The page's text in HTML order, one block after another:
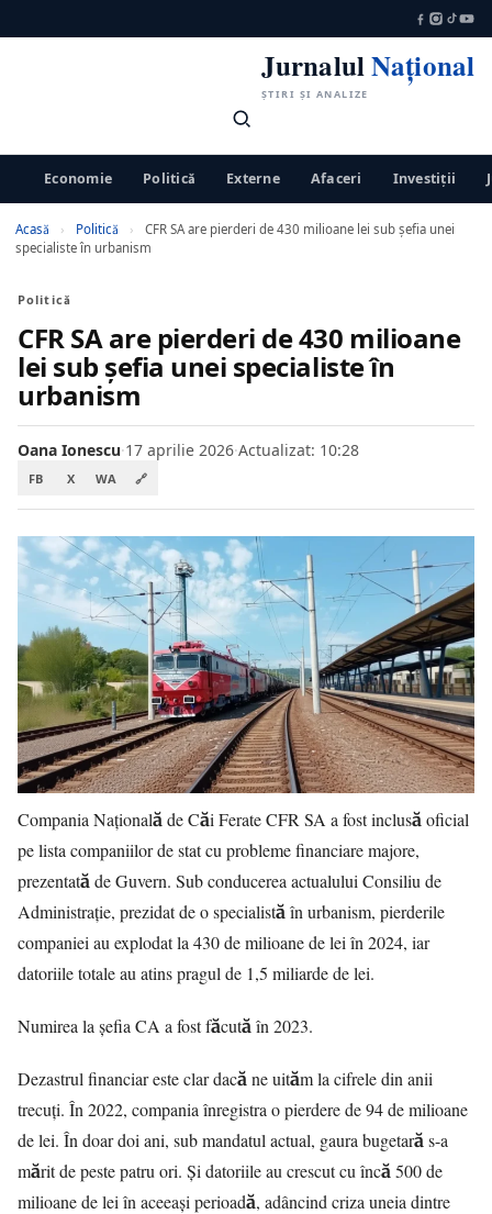
JurnalulNațional
ȘTIRI ȘI ANALIZE
Economie Politică Externe Afaceri Investiții
Acasă › Politică ›
CFR SA are pierderi de 430 milioane lei sub șefia unei
specialiste în urbanism
Politică
CFR SA are pierderi de 430 milioane
lei sub șefia unei specialiste în
urbanism
Oana Ionescu·17 aprilie 2026·Actualizat: 10:28
FB X WA 🔗
Compania Națională de Căi Ferate CFR SA a fost inclusă oficial
pe lista companiilor de stat cu probleme financiare majore,
prezentată de Guvern. Sub conducerea actualului Consiliu de
Administrație, prezidat de o specialistă în urbanism, pierderile
companiei au explodat la 430 de milioane de lei în 2024, iar
datoriile totale au atins pragul de 1,5 miliarde de lei.
Numirea la șefia CA a fost făcută în 2023.
Dezastrul financiar este clar dacă ne uităm la cifrele din anii
trecuți. În 2022, compania înregistra o pierdere de 94 de milioane
de lei. În doar doi ani, sub mandatul actual, gaura bugetară s-a
mărit de peste patru ori. Și datoriile au crescut cu încă 500 de
milioane de lei în aceeași perioadă, adâncind criza uneia dintre